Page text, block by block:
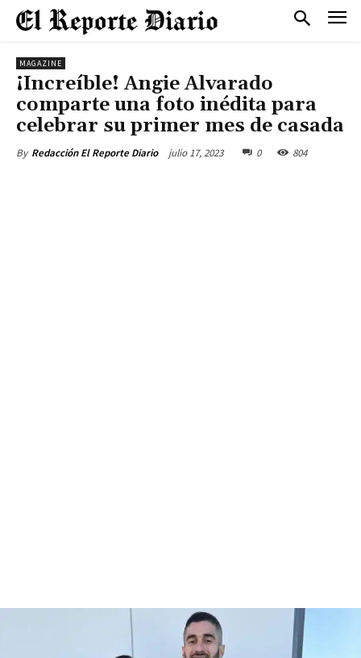
MAGAZINE
¡Increíble! Angie Alvarado
comparte una foto inédita para
celebrar su primer mes de casada
By Redacción El Reporte Diario julio 17, 2023 0 804